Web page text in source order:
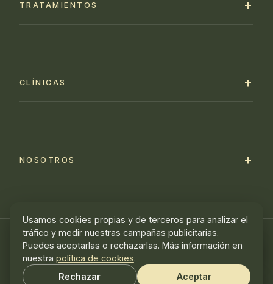
TRATAMIENTOS
CLÍNICAS
NOSOTROS
Política de privacidad·Aviso legal y términos·
Política de cookies·Configurar cookies
© 1996–2026 Centros Torguet · Cuidando tu salud
Usamos cookies propias y de terceros para analizar el
tráfico y medir nuestras campañas publicitarias.
Puedes aceptarlas o rechazarlas. Más información en
nuestra política de cookies.
Rechazar
Aceptar